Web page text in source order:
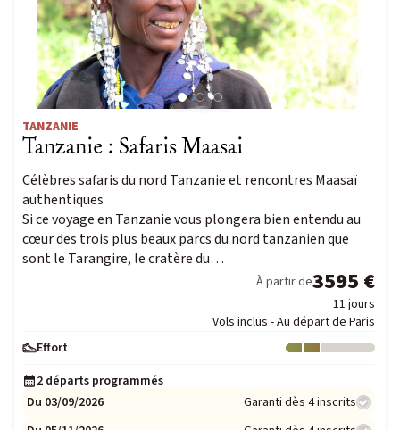
TANZANIE
Tanzanie : Safaris Maasai
Célèbres safaris du nord Tanzanie et rencontres Maasaï
authentiques
Si ce voyage en Tanzanie vous plongera bien entendu au
cœur des trois plus beaux parcs du nord tanzanien que
sont le Tarangire, le cratère du…
À partir de3595 €
11 jours
Vols inclus - Au départ de Paris
Effort
Niveau : 2
2 départs programmés
Du 03/09/2026
Garanti dès 4 inscrits